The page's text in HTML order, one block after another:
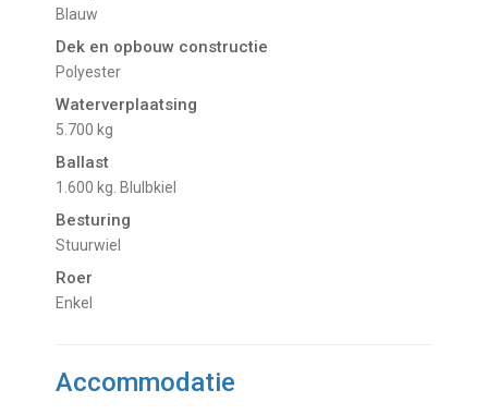
Blauw
Dek en opbouw constructie
Polyester
Waterverplaatsing
5.700 kg
Ballast
1.600 kg. Blulbkiel
Besturing
Stuurwiel
Roer
Enkel
Accommodatie